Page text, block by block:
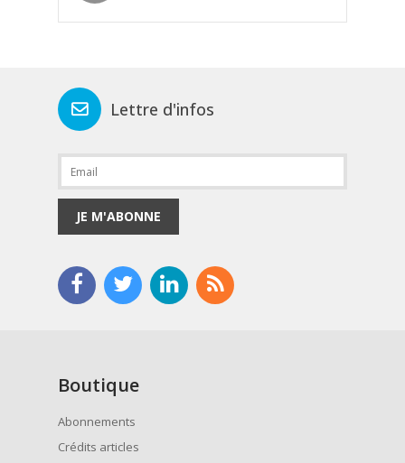
Lettre d'infos
JE M'ABONNE
Boutique
Abonnements
Crédits articles